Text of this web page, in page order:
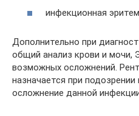
инфекционная
Дополнительно при
общий анализ крови и мочи,
возможных осложнений.
назначается при
осложнение данной